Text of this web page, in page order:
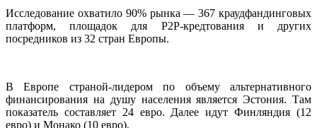
Исследование охватило 90% рынка — 367 краудфандинговых
платформ, площадок для P2P-кредтования и других
посредников из 32 стран Европы.
В Европе страной-лидером по объему альтернативного
финансирования на душу населения является Эстония. Там
показатель составляет 24 евро. Далее идут Финляндия (12
евро) и Монако (10 евро).